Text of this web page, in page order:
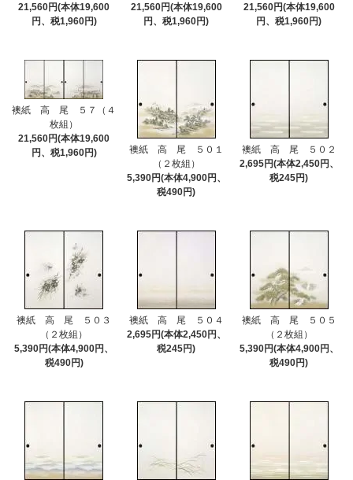
21,560円(本体19,600
円、税1,960円)
21,560円(本体19,600
円、税1,960円)
21,560円(本体19,600
円、税1,960円)
襖紙 高 尾 ５７（４
枚組）
21,560円(本体19,600
円、税1,960円)
襖紙 高 尾 ５０１
（２枚組）
5,390円(本体4,900円、
税490円)
襖紙 高 尾 ５０２
2,695円(本体2,450円、
税245円)
襖紙 高 尾 ５０３
（２枚組）
5,390円(本体4,900円、
税490円)
襖紙 高 尾 ５０４
2,695円(本体2,450円、
税245円)
襖紙 高 尾 ５０５
（２枚組）
5,390円(本体4,900円、
税490円)